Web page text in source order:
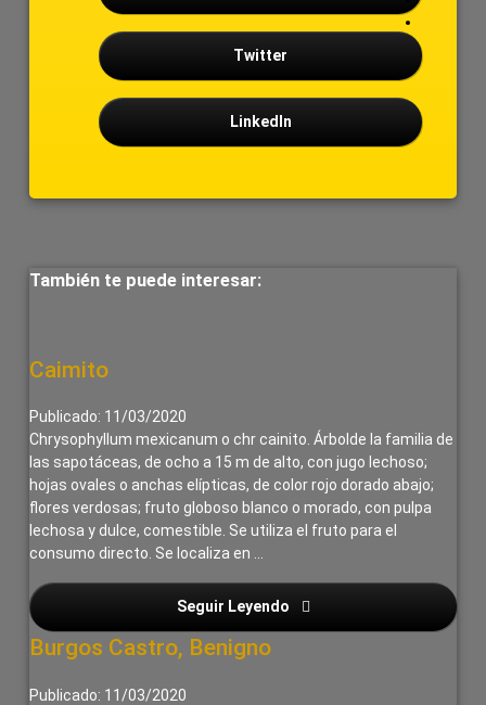
Twitter
LinkedIn
También te puede interesar:
Caimito
Publicado: 11/03/2020
Chrysophyllum mexicanum o chr cainito. Árbolde la familia de
las sapotáceas, de ocho a 15 m de alto, con jugo lechoso;
hojas ovales o anchas elípticas, de color rojo dorado abajo;
flores verdosas; fruto globoso blanco o morado, con pulpa
lechosa y dulce, comestible. Se utiliza el fruto para el
consumo directo. Se localiza en …
Seguir Leyendo Apreza García, Eucaria
Burgos Castro, Benigno
Publicado: 11/03/2020